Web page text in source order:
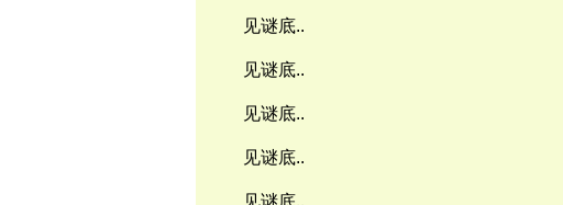
见谜底..
见谜底..
见谜底..
见谜底..
见谜底..